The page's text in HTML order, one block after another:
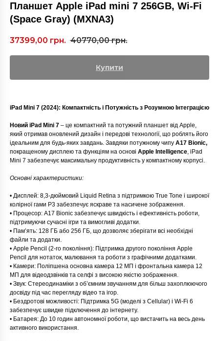
Планшет Apple iPad mini 7 256GB, Wi-Fi
(Space Gray) (MXNA3)
37399,00 грн. 40770,00 грн.
Купити
iPad Mini 7 (2024): Компактність і Потужність з Розумною Інтеграцією
Новий iPad Mini 7 – це компактний та потужний планшет від Apple,
який отримав оновлений дизайн і передові технології, що роблять його
ідеальним для будь-яких завдань. Завдяки потужному чипу A17 Bionic,
покращеному дисплею та функціям на основі Apple Intelligence, iPad
Mini 7 забезпечує максимальну продуктивність у компактному корпусі.
Основні характеристики:
• Дисплей: 8,3-дюймовий Liquid Retina з підтримкою True Tone і широкої
колірної гами P3 забезпечує яскраве та насичене зображення.
• Процесор: A17 Bionic забезпечує швидкість і ефективність роботи,
підтримуючи сучасні ігри та вимогливі додатки.
• Пам’ять: 128 ГБ або 256 ГБ, що дозволяє зберігати всі необхідні
файли та додатки.
• Apple Pencil (2-го покоління): Підтримка другого покоління Apple
Pencil для нотаток, малювання та роботи з графічними додатками.
• Камери: Поліпшена основна камера 12 МП і фронтальна камера 12
МП для відеодзвінків та селфі з високою якістю зображення.
• Звук: Стереодинаміки з об’ємним звучанням для більш захоплюючого
досвіду під час перегляду відео та ігор.
• Бездротові можливості: Підтримка 5G (моделі з Cellular) і Wi-Fi 6
забезпечує швидке підключення до інтернету.
• Батарея: До 10 годин автономної роботи, що вистачить на весь день
активного використання.